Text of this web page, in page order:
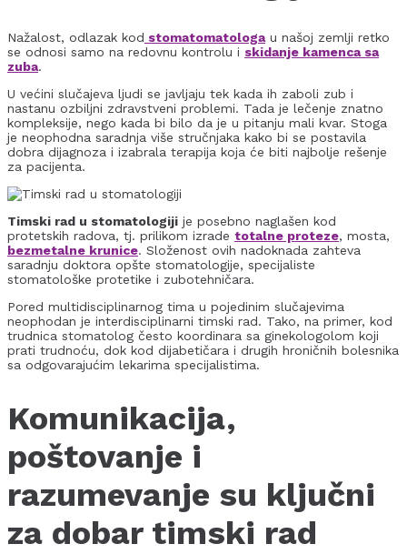
Nažalost, odlazak kod stomatomatologau našoj zemlji retko
se odnosi samo na redovnu kontrolu i skidanje kamenca sa
zuba.
U većini slučajeva ljudi se javljaju tek kada ih zaboli zub i
nastanu ozbiljni zdravstveni problemi. Tada je lečenje znatno
kompleksije, nego kada bi bilo da je u pitanju mali kvar. Stoga
je neophodna saradnja više stručnjaka kako bi se postavila
dobra dijagnoza i izabrala terapija koja će biti najbolje rešenje
za pacijenta.
Timski rad u stomatologiji je posebno naglašen kod
protetskih radova, tj. prilikom izrade totalne proteze, mosta,
bezmetalne krunice. Složenost ovih nadoknada zahteva
saradnju doktora opšte stomatologije, specijaliste
stomatološke protetike i zubotehničara.
Pored multidisciplinarnog tima u pojedinim slučajevima
neophodan je interdisciplinarni timski rad. Tako, na primer, kod
trudnica stomatolog često koordinara sa ginekologolom koji
prati trudnoću, dok kod dijabetičara i drugih hroničnih bolesnika
sa odgovarajućim lekarima specijalistima.
Komunikacija,
poštovanje i
razumevanje su ključni
za dobar timski rad